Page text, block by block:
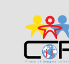
content